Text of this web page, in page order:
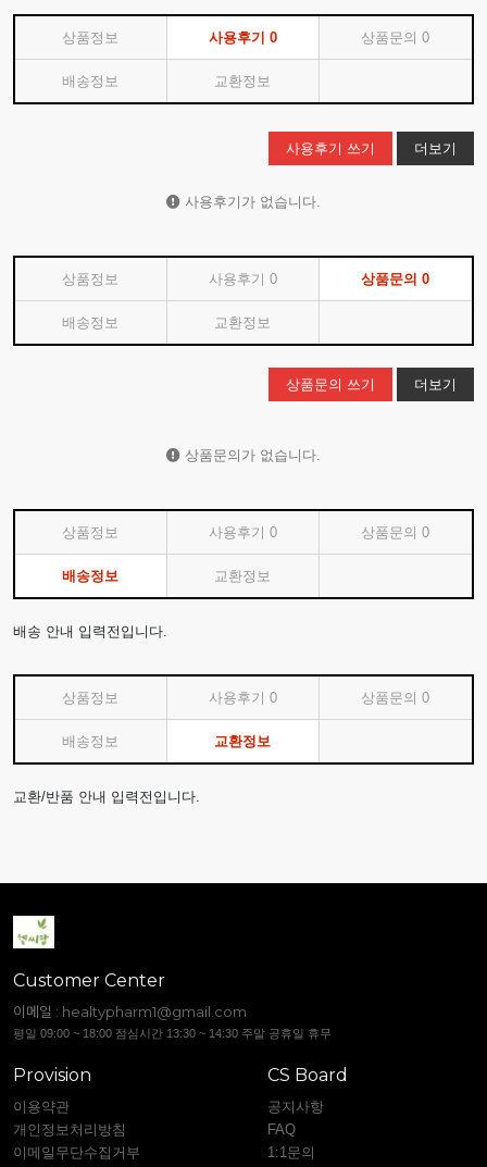
상품정보 사용후기 0 상품문의0
배송정보 교환정보
사용후기 쓰기 더보기
사용후기가 없습니다.
상품정보 사용후기 0 상품문의0
배송정보 교환정보
상품문의 쓰기 더보기
상품문의가 없습니다.
상품정보 사용후기 0 상품문의0
배송정보 교환정보
배송 안내 입력전입니다.
상품정보 사용후기 0 상품문의0
배송정보 교환정보
교환/반품 안내 입력전입니다.
Customer Center
이메일 : healtypharm1@gmail.com
평일 09:00 ~ 18:00 점심시간 13:30 ~ 14:30 주말 공휴일 휴무
Provision
이용약관
개인정보처리방침
이메일무단수집거부
CS Board
공지사항
FAQ
1:1문의